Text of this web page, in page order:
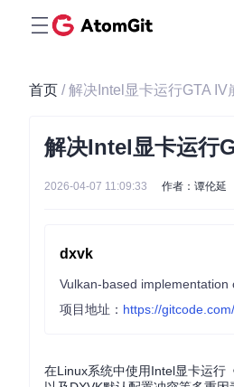
首页 / 解决Intel显卡运行GTA IV
解决Intel显卡运行
2026-04-07 11:09:33 作者：谭伦延
dxvk
Vulkan-based
项目地址： https://
在Linux系统中使用Intel显卡运行